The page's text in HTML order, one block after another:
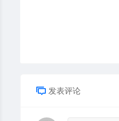
发表评论